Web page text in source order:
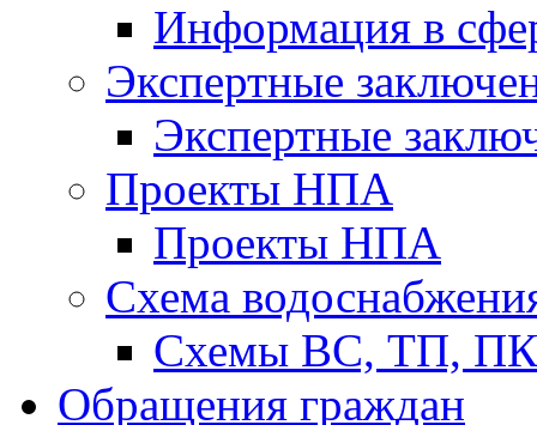
Информация в
Экспертные
Экспертные
Проекты НПА
Проекты НПА
Схема
Схемы ВС, ТП,
Обращения граждан